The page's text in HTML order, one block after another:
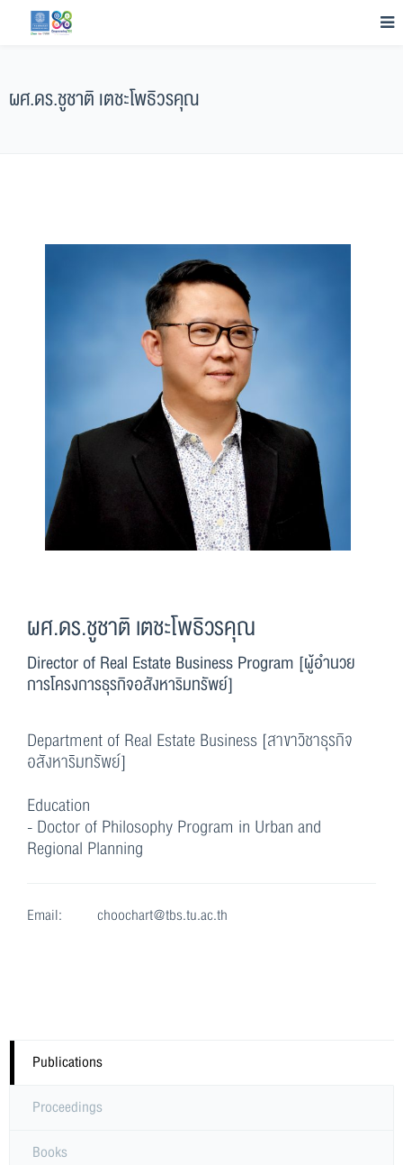
ผศ.ดร.ชูชาติ เตชะโพธิวรคุณ
ผศ.ดร.ชูชาติ เตชะโพธิวรคุณ
Director of Real Estate Business Program [ผู้อำนวย
การโครงการธุรกิจอสังหาริมทรัพย์]
Department of Real Estate Business [สาขาวิชาธุรกิจ
อสังหาริมทรัพย์]
Education
- Doctor of Philosophy Program in Urban and
Regional Planning
Email: choochart@tbs.tu.ac.th
Publications
Proceedings
Books